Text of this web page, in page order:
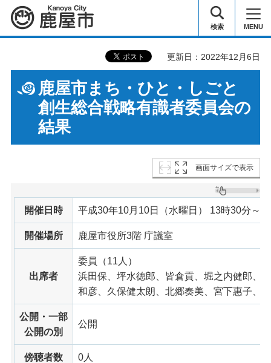
鹿屋市 検索 MENU
更新日：2022年12月6日
鹿屋市まち・ひと・しごと
創生総合戦略有識者委員会の
結果
画面サイズで表示
開催日時 平成30年10月10日（水曜日） 13時30分～
開催場所 鹿屋市役所3階 庁議室
出席者
委員（11人）
浜田保、坪水徳郎、皆倉貢、堀之内健郎、
和彦、久保健太朗、北郷奏美、宮下惠子、
公開・一部
公開の別
公開
傍聴者数 0人